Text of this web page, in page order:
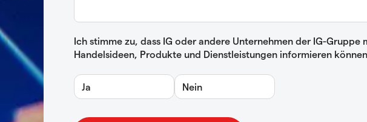
Ich stimme zu, dass IG oder andere Unternehmen der IG-Gruppe
Handelsideen, Produkte und Dienstleistungen informieren
Ja Nein